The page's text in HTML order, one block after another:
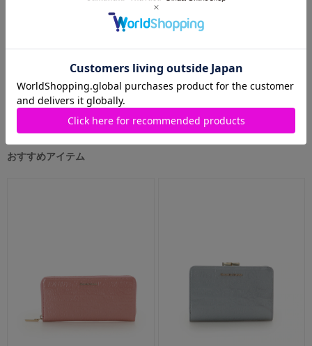
Samantha Thavasa
サマンサタバサ西銀座店
MORE
RECOMMEND ITEMS
おすすめアイテム